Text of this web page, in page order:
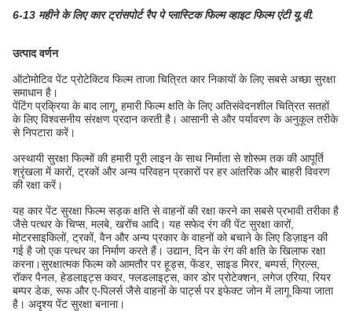
6-13 महीने के लिए कार ट्रांसपोर्ट रैप पे प्लास्टिक फिल्म व्हाइट फिल्म एंटी यू.वी.
उत्पाद वर्णन
ऑटोमोटिव पेंट प्रोटेक्टिव फिल्म ताजा चित्रित कार निकायों के लिए सबसे अच्छा सुरक्षा
समाधान है।
पेंटिंग प्रक्रिया के बाद लागू, हमारी फिल्म क्षति के लिए अतिसंवेदनशील चित्रित सतहों
के लिए विश्वसनीय संरक्षण प्रदान करती है। आसानी से और पर्यावरण के अनुकूल तरीके
से निपटारा करें।
अस्थायी सुरक्षा फिल्मों की हमारी पूरी लाइन के साथ निर्माता से शोरूम तक की आपूर्ति
श्रृंखला में कारों, ट्रकों और अन्य परिवहन प्रकारों पर हर आंतरिक और बाहरी विवरण
की रक्षा करें।
यह कार पेंट सुरक्षा फिल्म सड़क क्षति से वाहनों की रक्षा करने का सबसे प्रभावी तरीका है
जैसे पत्थर के चिप्स, मलबे, खरोंच आदि। यह सफेद रंग की पेंट सुरक्षा कारों,
मोटरसाइकिलों, ट्रकों, वैन और अन्य प्रकार के वाहनों को बचाने के लिए डिज़ाइन की
गई है जो एक पत्थर का निर्माण करते हैं। उद्यान, दिन के रंग की क्षति के खिलाफ रक्षा
करना।सुरक्षात्मक फिल्म को आमतौर पर हूड्स, फेंडर, साइड मिरर, बम्पर्स, ग्रिल्स,
रॉकर पैनल, हेडलाइट्स कवर, फ्लडलाइट्स, कार डोर प्रोटेक्शन, लगेज एरिया, रियर
बम्पर डेक, रूफ और ए-पिलर्स जैसे वाहनों के पार्ट्स पर इफेक्ट जोन में लागू किया जाता
है। अदृश्य पेंट सुरक्षा बनाना।